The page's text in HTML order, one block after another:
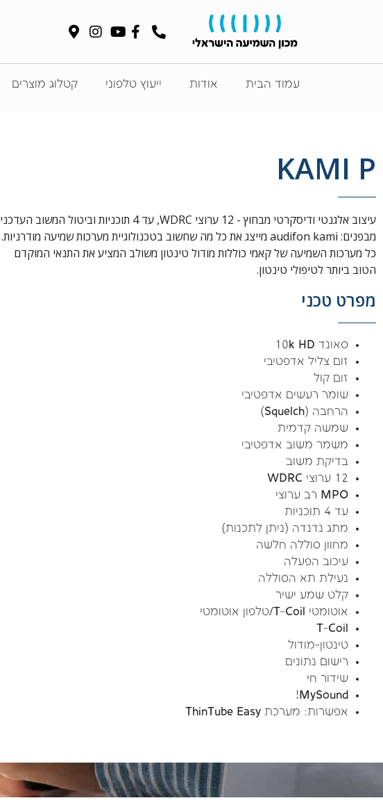
עמוד הבית אודות ייעוץ טלפוני קטלוג מוצרים
KAMI P
עיצוב אלגנטי ודיסקרטי מבחוץ - 12 ערוצי WDRC, עד 4 תוכניות וביטול המשוב העדכני
מבפנים: audifon kami מייצג את כל מה שחשוב בטכנולוגיית מערכות שמיעה מודרניות.
כל מערכות השמיעה של קאמי כוללות מודול טינטון משולב המציע את התנאי המוקדם
הטוב ביותר לטיפולי טינטון.
מפרט טכני
סאונד 10k HD
זום צליל אדפטיבי
זום קול
שומר רעשים אדפטיבי
הרחבה (Squelch)
שמשה קדמית
משמר משוב אדפטיבי
בדיקת משוב
12 ערוצי WDRC
MPO רב ערוצי
עד 4 תוכניות
מתג נדנדה (ניתן לתכנות)
מחוון סוללה חלשה
עיכוב הפעלה
נעילת תא הסוללה
קלט שמע ישיר
אוטומטי T-Coil/טלפון אוטומטי
T-Coil
טינטון-מודול
רישום נתונים
שידור חי
MySound!
אפשרות: מערכת ThinTube Easy